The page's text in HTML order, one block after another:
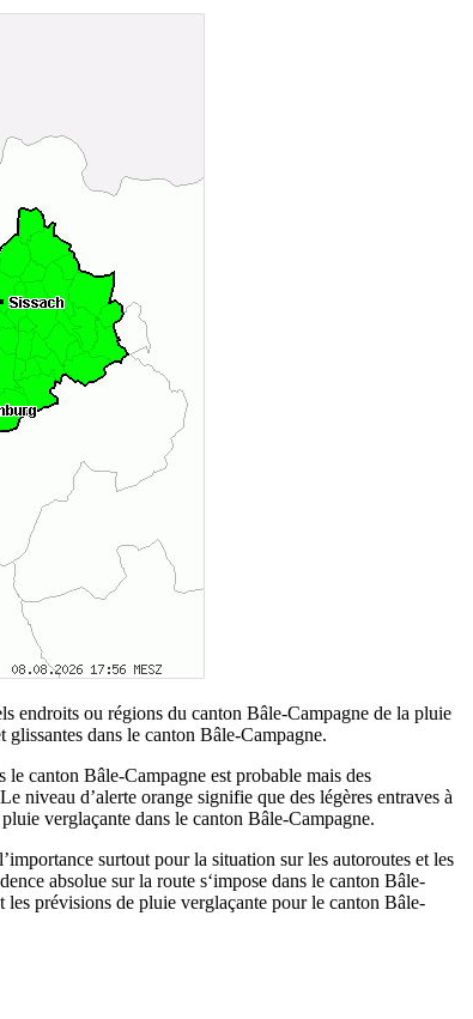
endroits ou régions du canton Bâle-Campagne de la pluie
dans le canton Bâle-Campagne.
le canton Bâle-Campagne est probable mais des
niveau d’alerte orange signifie que des légères entraves à
verglaçante dans le canton Bâle-Campagne.
surtout pour la situation sur les autoroutes et les
absolue sur la route s‘impose dans le canton Bâle-
les prévisions de pluie verglaçante pour le canton Bâle-